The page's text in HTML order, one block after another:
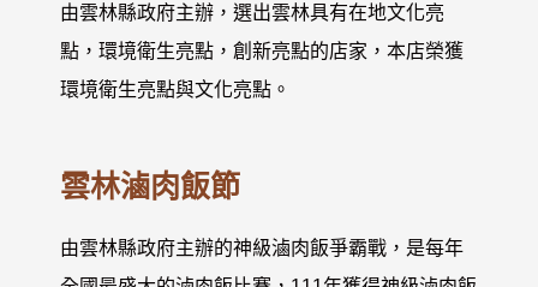
由雲林縣政府主辦，選出雲林具有在地文化亮
點，環境衛生亮點，創新亮點的店家，本店榮獲
環境衛生亮點與文化亮點。
雲林滷肉飯節
由雲林縣政府主辦的神級滷肉飯爭霸戰，是每年